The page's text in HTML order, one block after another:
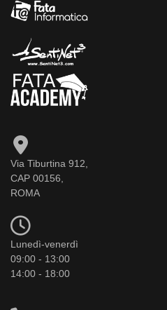
Via Tiburtina 912,
CAP 00156,
ROMA
Lunedì-venerdì
09:00 - 13:00
14:00 - 18:00